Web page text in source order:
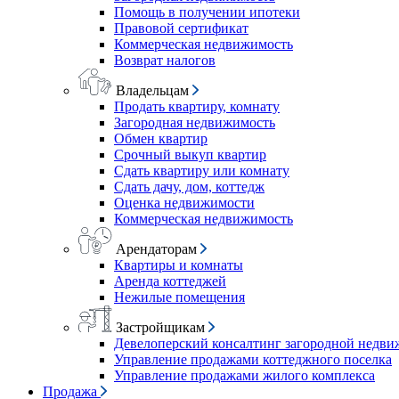
Помощь в получении ипотеки
Правовой сертификат
Коммерческая недвижимость
Возврат налогов
Владельцам
Продать квартиру, комнату
Загородная недвижимость
Обмен квартир
Срочный выкуп квартир
Сдать квартиру или комнату
Сдать дачу, дом, коттедж
Оценка недвижимости
Коммерческая недвижимость
Арендаторам
Квартиры и комнаты
Аренда коттеджей
Нежилые помещения
Застройщикам
Девелоперский консалтинг загородной
Управление продажами коттеджного поселка
Управление продажами жилого комплекса
Продажа